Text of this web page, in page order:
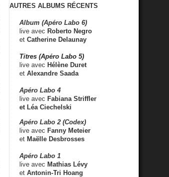
AUTRES ALBUMS RÉCENTS
Album (Apéro Labo 6)
live avec Roberto Negro
et Catherine Delaunay
Titres (Apéro Labo 5)
live avec Hélène Duret
et Alexandre Saada
Apéro Labo 4
live avec Fabiana Striffler
et Léa Ciechelski
Apéro Labo 2 (Codex)
live avec Fanny Meteier
et Maëlle Desbrosses
Apéro Labo 1
live avec Mathias Lévy
et Antonin-Tri Hoang